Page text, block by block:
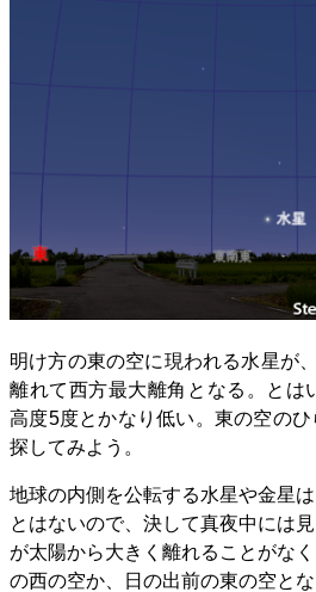
明け方の東の空に現われる水星が
離れて西方最大離角となる。とは
高度5度とかなり低い。東の空の
探してみよう。
地球の内側を公転する水星や金星
とはないので、決して真夜中には
が太陽から大きく離れることがな
の西の空か、日の出前の東の空とな